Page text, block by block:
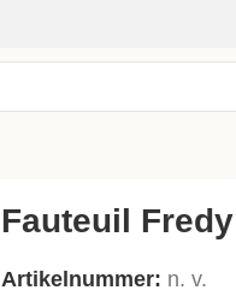
Fauteuil Fredy
Artikelnummer: n. v.